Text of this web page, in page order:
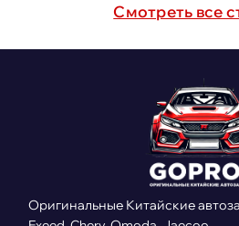
Cмотреть все
Оригинальные Китайские